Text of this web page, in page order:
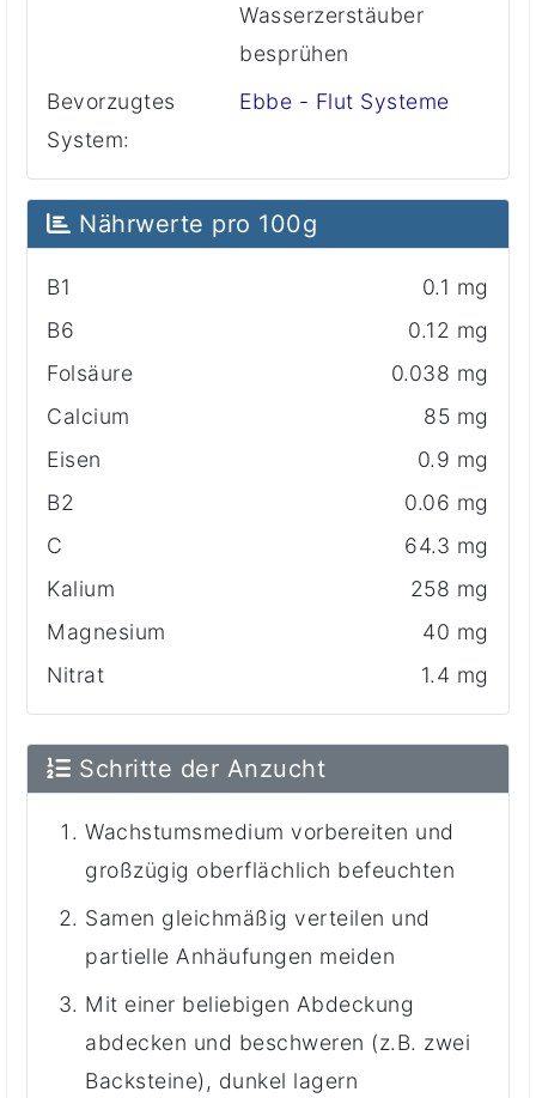
Wasserzerstäuber
besprühen
Bevorzugtes
System:
Ebbe - Flut Systeme
Nährwerte pro 100g
B1
0.1 mg
B6
0.12 mg
Folsäure
0.038 mg
Calcium
85 mg
Eisen
0.9 mg
B2
0.06 mg
C
64.3 mg
Kalium
258 mg
Magnesium
40 mg
Nitrat
1.4 mg
Schritte der Anzucht
Wachstumsmedium vorbereiten und
großzügig oberflächlich befeuchten
Samen gleichmäßig verteilen und
partielle Anhäufungen meiden
Mit einer beliebigen Abdeckung
abdecken und beschweren (z.B. zwei
Backsteine), dunkel lagern